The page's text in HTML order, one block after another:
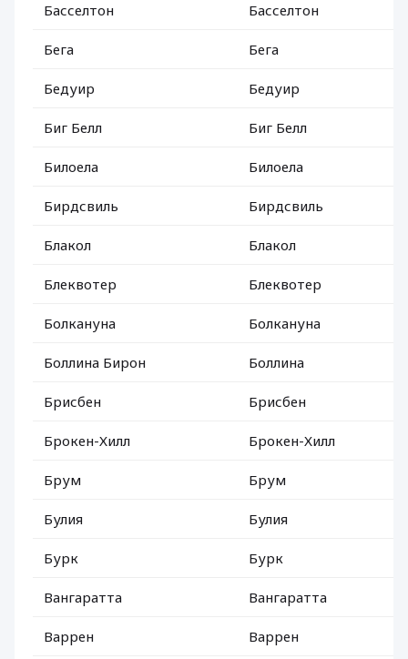
Басселтон Басселтон
Бега Бега
Бедуир Бедуир
Биг Белл Биг Белл
Билоела Билоела
Бирдсвиль Бирдсвиль
Блакол Блакол
Блеквотер Блеквотер
Болкануна Болкануна
Боллина Бирон Боллина
Брисбен Брисбен
Брокен-Хилл Брокен-Хилл
Брум Брум
Булия Булия
Бурк Бурк
Вангаратта Вангаратта
Варрен Варрен